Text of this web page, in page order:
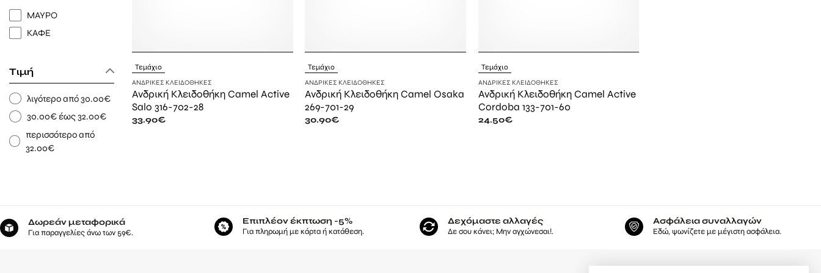
ΜΑΥΡΟ
ΚΑΦΕ
Τιμή
λιγότερο από 30.00€
30.00€ έως 32.00€
περισσότερο από
32.00€
Τεμάχιο
ΑΝΔΡΙΚΈΣ ΚΛΕΙΔΟΘΉΚΕΣ
Ανδρική Κλειδοθήκη Camel Active
Salo 316-702-28
33.90€
Τεμάχιο
ΑΝΔΡΙΚΈΣ ΚΛΕΙΔΟΘΉΚΕΣ
Ανδρική Κλειδοθήκη Camel Osaka
269-701-29
30.90€
Τεμάχιο
ΑΝΔΡΙΚΈΣ ΚΛΕΙΔΟΘΉΚΕΣ
Ανδρική Κλειδοθήκη Camel Active
Cordoba 133-701-60
24.50€
Δωρεάν μεταφορικά
Για παραγγελίες άνω των 59€.
Επιπλέον έκπτωση -5%
Για πληρωμή με κάρτα ή κατάθεση.
Δεχόμαστε αλλαγές
Δε σου κάνει; Μην αγχώνεσαι!.
Ασφάλεια συναλλαγών
Εδώ, ψωνίζετε με μέγιστη ασφάλεια.